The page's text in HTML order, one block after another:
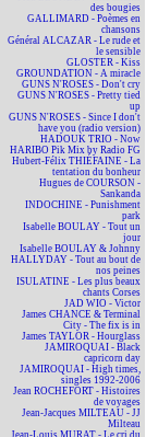
des bougies
GALLIMARD - Poèmes en
chansons
Général ALCAZAR - Le rude et
le sensible
GLOSTER - Kiss
GROUNDATION - A miracle
GUNS N'ROSES - Don't cry
GUNS N'ROSES - Pretty tied
up
GUNS N'ROSES - Since I don't
have you (radio version)
HADOUK TRIO - Now
HARIBO Pik Mix by Radio FG
Hubert-Félix THIÉFAINE - La
tentation du bonheur
Hugues de COURSON -
Sankanda
INDOCHINE - Punishment
park
Isabelle BOULAY - Tout un
jour
Isabelle BOULAY & Johnny
HALLYDAY - Tout au bout de
nos peines
ISULATINE - Les plus beaux
chants Corses
JAD WIO - Victor
James CHANCE & Terminal
City - The fix is in
James TAYLOR - Hourglass
JAMIROQUAI - Black
capricorn day
JAMIROQUAI - High times,
singles 1992-2006
Jean ROCHEFORT - Histoires
de voyages
Jean-Jacques MILTEAU - JJ
Milteau
Jean-Louis MURAT - Le cri du